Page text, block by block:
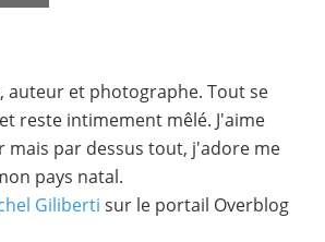
auteur et photographe. Tout se
reste intimement mêlé. J'aime
mais par dessus tout, j'adore me
pays natal.
Giliberti sur le portail Overblog